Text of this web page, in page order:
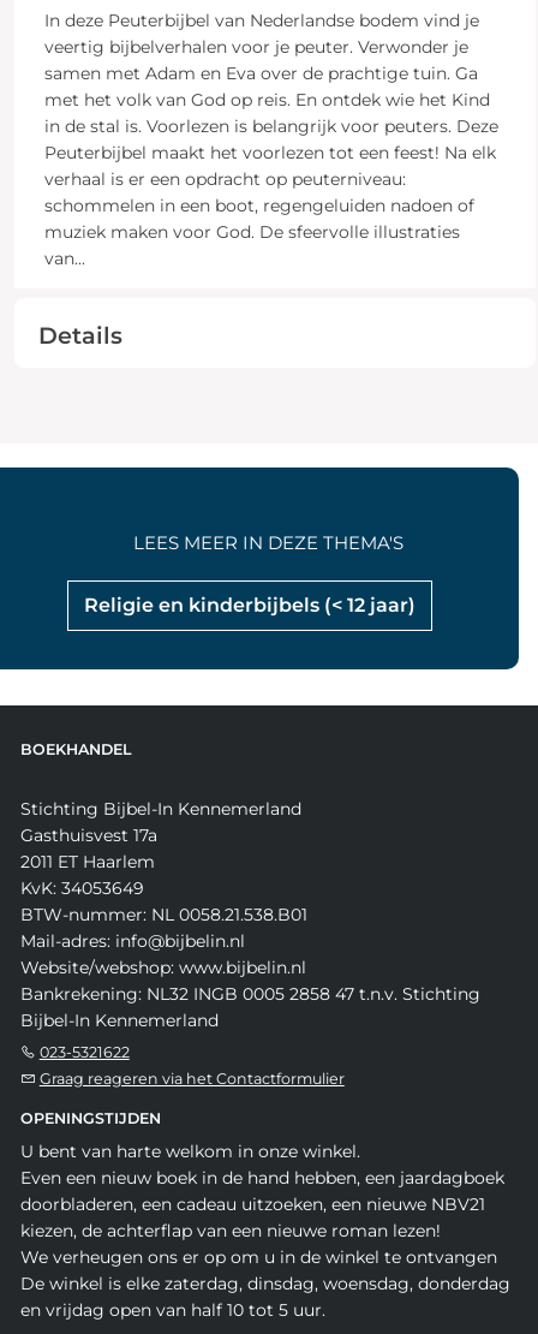
In deze Peuterbijbel van Nederlandse bodem vind je
veertig bijbelverhalen voor je peuter. Verwonder je
samen met Adam en Eva over de prachtige tuin. Ga
met het volk van God op reis. En ontdek wie het Kind
in de stal is. Voorlezen is belangrijk voor peuters. Deze
Peuterbijbel maakt het voorlezen tot een feest! Na elk
verhaal is er een opdracht op peuterniveau:
schommelen in een boot, regengeluiden nadoen of
muziek maken voor God. De sfeervolle illustraties
van...
Details
Religie en kinderbijbels (< 12 jaar)
LEES MEER IN DEZE THEMA'S
BOEKHANDEL
Stichting Bijbel-In Kennemerland
Gasthuisvest 17a
2011 ET Haarlem
KvK: 34053649
BTW-nummer: NL 0058.21.538.B01
Mail-adres: info@bijbelin.nl
Website/webshop: www.bijbelin.nl
Bankrekening: NL32 INGB 0005 2858 47 t.n.v. Stichting
Bijbel-In Kennemerland
023-5321622
Graag reageren via het Contactformulier
OPENINGSTIJDEN
U bent van harte welkom in onze winkel.
Even een nieuw boek in de hand hebben, een jaardagboek
doorbladeren, een cadeau uitzoeken, een nieuwe NBV21
kiezen, de achterflap van een nieuwe roman lezen!
We verheugen ons er op om u in de winkel te ontvangen
De winkel is elke zaterdag, dinsdag, woensdag, donderdag
en vrijdag open van half 10 tot 5 uur.